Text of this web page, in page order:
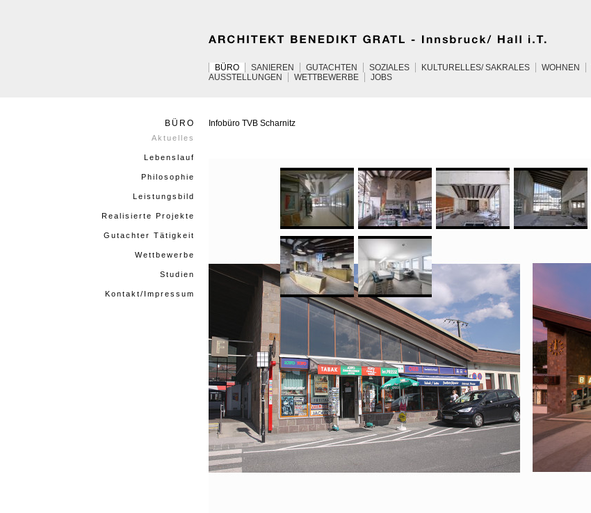
BÜRO SANIEREN GUTACHTEN SOZIALES KULTURELLES/ SAKRALES WOHNEN
AUSSTELLUNGEN
WETTBEWERBE JOBS
BÜRO
Aktuelles
Lebenslauf
Philosophie
Leistungsbild
Realisierte Projekte
Gutachter Tätigkeit
Wettbewerbe
Studien
Kontakt/Impressum
Infobüro TVB Scharnitz